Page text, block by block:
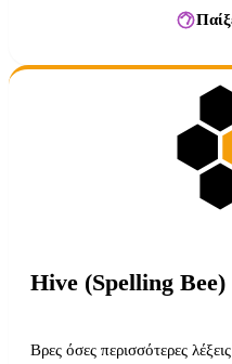
Hive (Spelling Bee)
Βρες όσες περισσότερες